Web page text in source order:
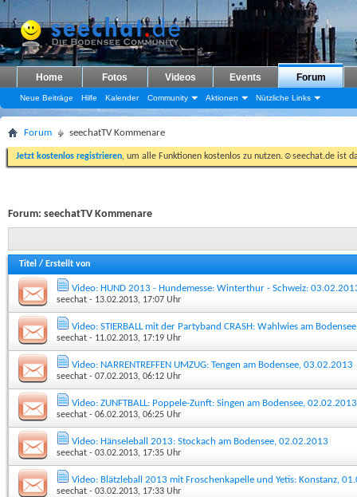
Home Fotos Videos Events Forum
Neue Beiträge Hilfe Kalender Community Aktionen Nützliche Links
Forum seechatTV Kommenare
Jetzt kostenlos registrieren, um alle Funktionen kostenlos zu nutzen.☺seechat.de ist
Forum: seechatTV Kommenare
Titel / Erstellt von
Video: HUND 2013 - Hundemesse: Winterthur - Schweiz:
seechat - 13.02.2013, 17:07 Uhr
Video: STIERBALL mit der Partyband CRASH: Wahlwies am
seechat - 11.02.2013, 17:19 Uhr
Video: NARRENTREFFEN UMZUG: Tengen am Bodensee, 03.02.2013
seechat - 07.02.2013, 06:12 Uhr
Video: ZUNFTBALL: Poppele-Zunft: Singen am Bodensee, 02.02.2013
seechat - 06.02.2013, 06:25 Uhr
Video: Hänseleball 2013: Stockach am Bodensee, 02.02.2013
seechat - 03.02.2013, 17:35 Uhr
Video: Blätzleball 2013 mit Froschenkapelle und Yetis: Konstanz,
seechat - 03.02.2013, 17:33 Uhr